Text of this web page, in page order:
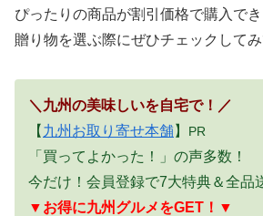
ぴったりの商品が割引価格で購入でき
贈り物を選ぶ際にぜひチェックしてみ
＼九州の美味しいを自宅で！／
【 九州お取り寄せ本舗】 PR
「買ってよかった！」の声多数！
今だけ！会員登録で7大特典＆全品
▼お得に九州グルメをGET！▼